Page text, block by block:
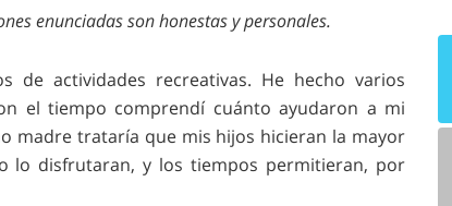
enunciadas son honestas y personales.
de actividades recreativas. He hecho varios
el tiempo comprendí cuánto ayudaron a mi
madre trataría que mis hijos hicieran la mayor
lo disfrutaran, y los tiempos permitieran, por